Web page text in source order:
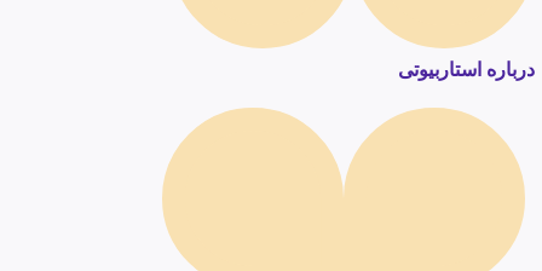
درباره استاربیوتی